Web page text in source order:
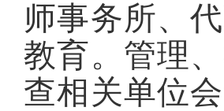
师事务所、
教育。管理
查相关单位